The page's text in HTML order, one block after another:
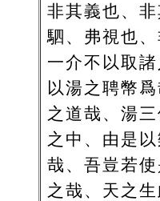
非其義也、
駟、弗視也
一介不以取
以湯之聘幣
之道哉、湯
之中、由是
哉、吾豈若
之哉、天之